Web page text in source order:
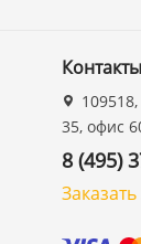
Контакты
35, офис
8 (495)